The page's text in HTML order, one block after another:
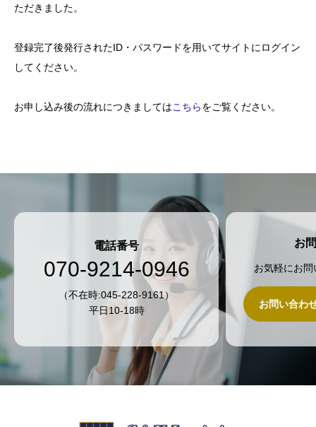
ただきました。
登録完了後発行されたID・パスワードを用いてサイトにログイン
してください。
お申し込み後の流れにつきましてはこちらをご覧ください。
電話番号
070-9214-0946
（不在時:045-228-9161）
平日10-18時
お
お気軽にお
お問い合わ